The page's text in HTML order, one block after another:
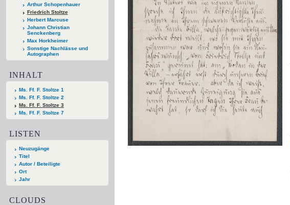
Arthur Schopenhauer
Friedrich Stoltze
Herbert Marcuse
Johann Christian
Senckenberg
Max Horkheimer
Sonstige Nachlässe und
Autographen
INHALT
Ms. Ff. F. Stoltze 1
Ms. Ff. F. Stoltze 2
Ms. Ff. F. Stoltze 3
Ms. Ff. F. Stoltze 7
LISTEN
Neuzugänge
Titel
Autor / Beteiligte
Ort
Jahr
CLOUDS